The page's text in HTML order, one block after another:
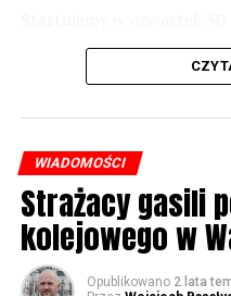
występami zespołów
WIADOMOŚCI
Strażacy gasili
kolejowego w
Opublikowano 2 lata